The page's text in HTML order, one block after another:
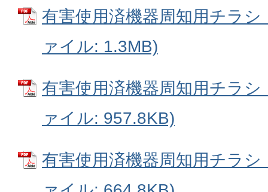
有害使用済機器周知用チラ
ァイル: 1.3MB)
有害使用済機器周知用チラ
ァイル: 957.8KB)
有害使用済機器周知用チラ